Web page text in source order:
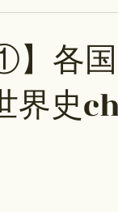
人
ショーグン列伝
】各
史ch